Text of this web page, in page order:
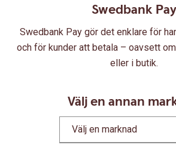
Swedbank Pay
Swedbank Pay gör det enklare för
och för kunder att betala – oavsett
eller i butik.
Välj en annan
Välj en marknad